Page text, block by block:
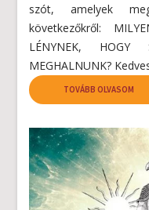
szót, amelyek
következőkről:
LÉNYNEK, HOGY
MEGHALNUNK?
TOVÁBB OLVASOM